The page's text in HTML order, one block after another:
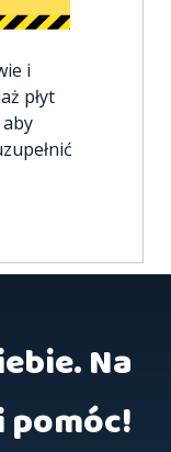
i
płyt
Na
pomóc!